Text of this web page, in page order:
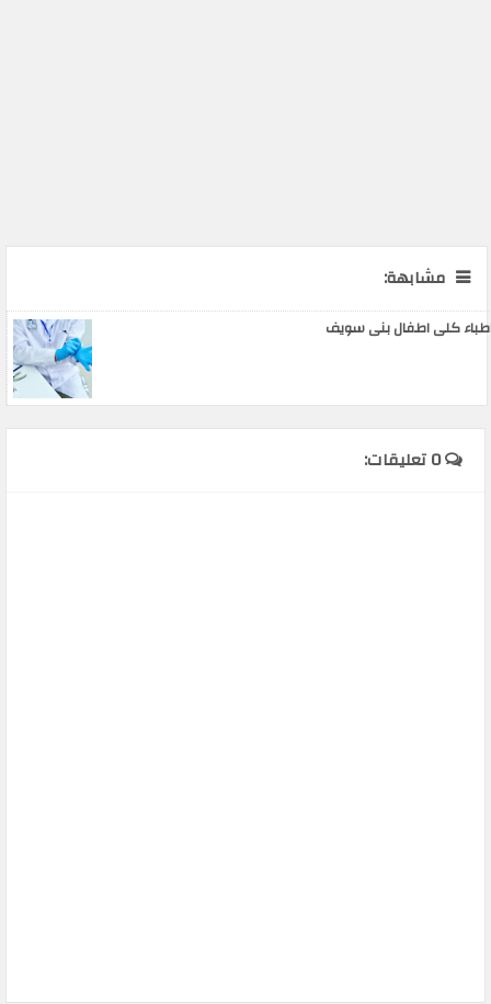
مشابهة:
كلى اطفال بنى سويف
0 تعليقات: